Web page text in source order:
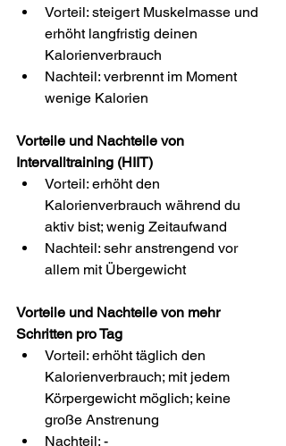
Vorteil: steigert Muskelmasse und
erhöht langfristig deinen
Kalorienverbrauch
Nachteil: verbrennt im Moment
wenige Kalorien
Vorteile und Nachteile von
Intervalltraining (HIIT)
Vorteil: erhöht den
Kalorienverbrauch während du
aktiv bist; wenig Zeitaufwand
Nachteil: sehr anstrengend vor
allem mit Übergewicht
Vorteile und Nachteile von mehr
Schritten pro Tag
Vorteil: erhöht täglich den
Kalorienverbrauch; mit jedem
Körpergewicht möglich; keine
große Anstrenung
Nachteil: -